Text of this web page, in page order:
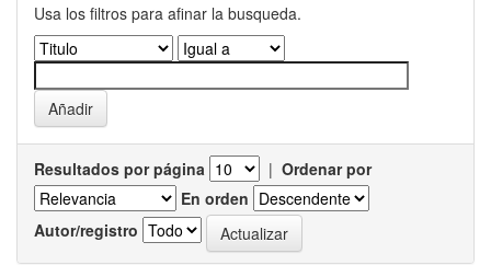
Usa los filtros para afinar la busqueda.
Resultados por página | Ordenar por
En orden
Autor/registro